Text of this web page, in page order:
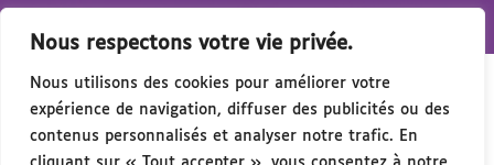
Nous respectons votre vie privée.
Nous utilisons des cookies pour améliorer votre
expérience de navigation, diffuser des publicités ou des
contenus personnalisés et analyser notre trafic. En